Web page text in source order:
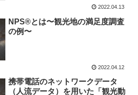
2022.04.13
NPS®とは〜観光地の満足度調査
の例〜
2022.04.12
携帯電話のネットワークデータ
（人流データ）を用いた「観光動